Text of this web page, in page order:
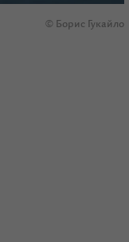
© Борис Гукайло